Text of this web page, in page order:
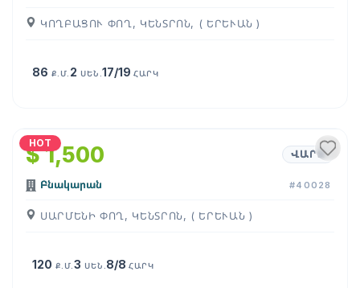
ԿՈՂԲԱՑՈՒ ՓՈՂ, ԿԵՆՏՐՈՆ, ( ԵՐԵՒԱՆ )
86 Ք.Մ. 2 ՍԵՆ.17/19ՀԱՐԿ
HOT
$ 1,500 ՎԱՐՁ
Բնակարան #40028
ՍԱՐՄԵՆԻ ՓՈՂ, ԿԵՆՏՐՈՆ, ( ԵՐԵՒԱՆ )
120 Ք.Մ.3 ՍԵՆ. 8/8ՀԱՐԿ